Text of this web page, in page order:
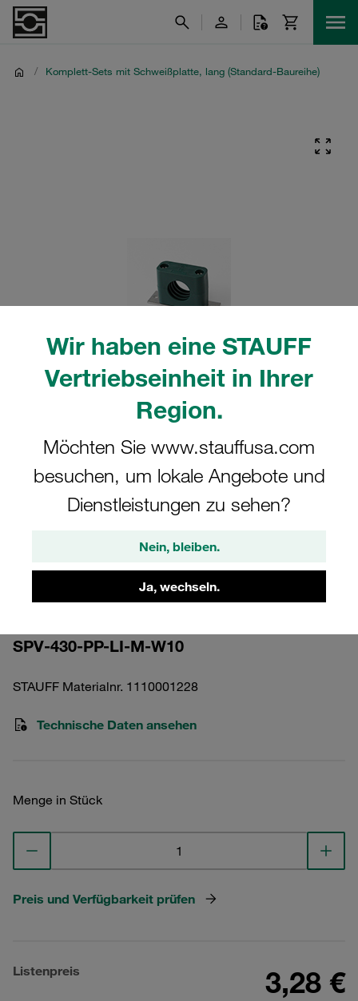
Wir haben eine STAUFF
Vertriebseinheit in Ihrer
Region.
Möchten Sie www.stauffusa.com
besuchen, um lokale Angebote und
Dienstleistungen zu sehen?
Nein, bleiben.
Ja, wechseln.
/ Komplett-Sets mit Schweißplatte, lang (Standard-Baureihe)
tatsächlichen Produkt abweichen.
4 Ø30mm Polypropylen W10 gerippt,
mit Vorspannung Anschweißpl., lang
Schlitzschraube
SPV-430-PP-LI-M-W10
STAUFF Materialnr. 1110001228
Technische Daten ansehen
Menge in Stück
Preis und Verfügbarkeit prüfen
Listenpreis 3,28 €